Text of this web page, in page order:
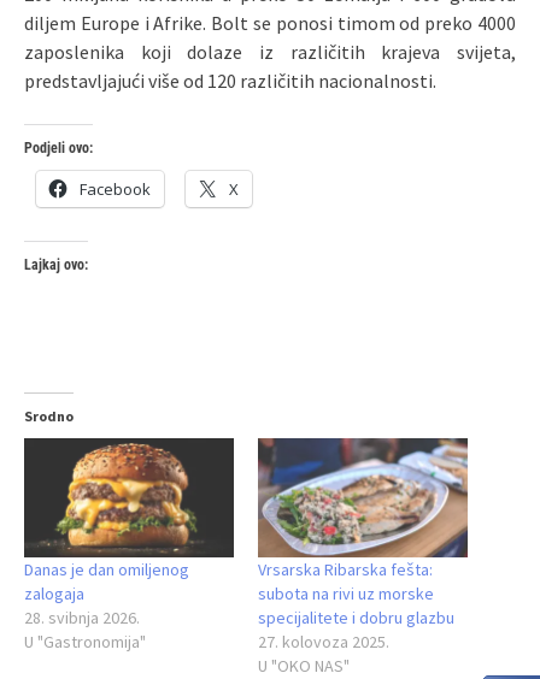
diljem Europe i Afrike. Bolt se ponosi timom od preko 4000
zaposlenika koji dolaze iz različitih krajeva svijeta,
predstavljajući više od 120 različitih nacionalnosti.
Podjeli ovo:
Facebook X
Lajkaj ovo:
Srodno
Danas je dan omiljenog
zalogaja
28. svibnja 2026.
U "Gastronomija"
Vrsarska Ribarska fešta:
subota na rivi uz morske
specijalitete i dobru glazbu
27. kolovoza 2025.
U "OKO NAS"